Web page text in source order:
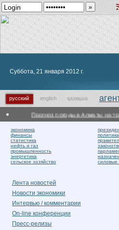
Суббота, 21 января 2012 г.
русский english қазақша
Прогноз погоды в Алматы на
экономика
финансы
статистика
нефть и газ
промышленность
энергетика
сельское хозяйство
политика
силовые
Лента новостей
Новости экономики
Интервью / комментарии
On-line конференции
Пресс-релизы